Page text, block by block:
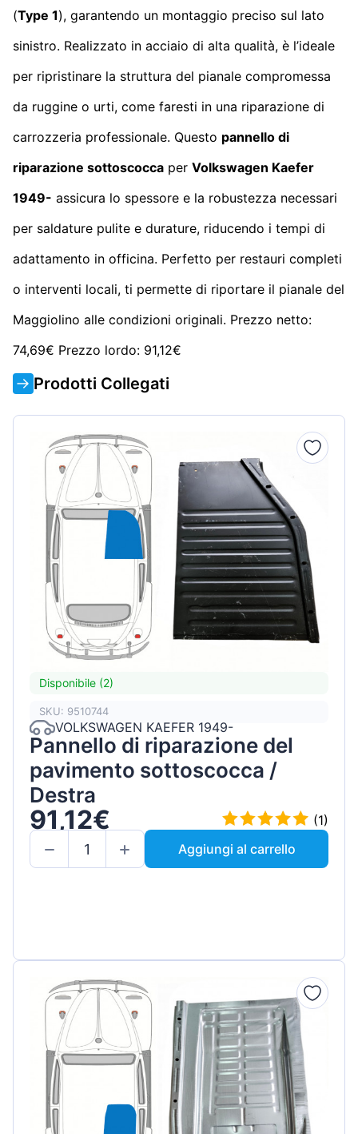
(Type 1), garantendo un montaggio preciso sul lato
sinistro. Realizzato in acciaio di alta qualità, è l’ideale
per ripristinare la struttura del pianale compromessa
da ruggine o urti, come faresti in una riparazione di
carrozzeria professionale. Questo pannello di
riparazione sottoscocca per Volkswagen Kaefer
1949- assicura lo spessore e la robustezza necessari
per saldature pulite e durature, riducendo i tempi di
adattamento in officina. Perfetto per restauri completi
o interventi locali, ti permette di riportare il pianale del
Maggiolino alle condizioni originali. Prezzo netto:
74,69€ Prezzo lordo: 91,12€
Prodotti Collegati
Disponibile (2)
SKU: 9510744
VOLKSWAGEN KAEFER 1949-
Pannello di riparazione del
pavimento sottoscocca /
Destra
91,12€
(1)
Aggiungi al carrello